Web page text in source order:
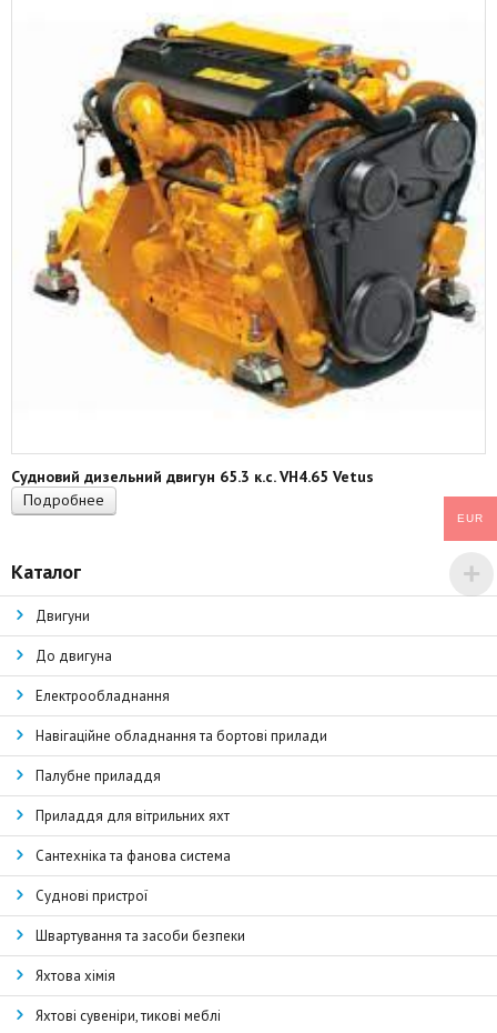
Судновий дизельний двигун 65.3 к.с. VH4.65 Vetus
Подробнее
Каталог
Двигуни
До двигуна
Електрообладнання
Навігаційне обладнання та бортові прилади
Палубне приладдя
Приладдя для вітрильних яхт
Сантехніка та фанова система
Суднові пристрої
Швартування та засоби безпеки
Яхтова хімія
Яхтові сувеніри, тикові меблі
EUR